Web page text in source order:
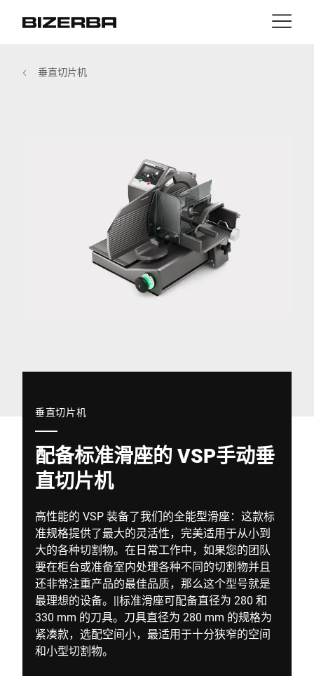
服务与支持
MyBizerba
垂直切片机
垂直切片机
配备标准滑座的 VSP手动垂
直切片机
高性能的 VSP 装备了我们的全能型滑座：这款标
准规格提供了最大的灵活性，完美适用于从小到
大的各种切割物。在日常工作中，如果您的团队
要在柜台或准备室内处理各种不同的切割物并且
还非常注重产品的最佳品质，那么这个型号就是
最理想的设备。||标准滑座可配备直径为 280 和
330 mm 的刀具。刀具直径为 280 mm 的规格为
紧凑款，选配空间小，最适用于十分狭窄的空间
和小型切割物。